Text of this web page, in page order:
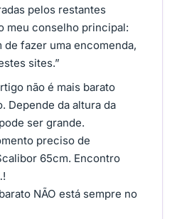
pelos restantes
meu conselho principal:
de fazer uma encomenda,
sites.”
não é mais barato
Depende da altura da
ser grande.
preciso de
65cm. Encontro
NÃO está sempre no